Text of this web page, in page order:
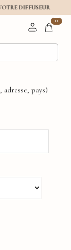
DIFFUSEUR
0
pays)